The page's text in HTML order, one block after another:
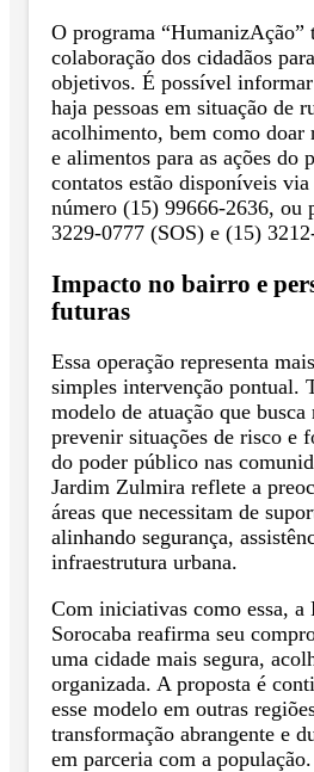
O programa “HumanizAção”
colaboração dos cidadãos
objetivos. É possível
haja pessoas em situação de
acolhimento, bem como doar
e alimentos para as ações do
contatos estão disponíveis
número (15) 99666-2636, ou
3229-0777 (SOS) e (15)
Impacto no bairro e
futuras
Essa operação representa
simples intervenção pontual.
modelo de atuação que
prevenir situações de risco e
do poder público nas
Jardim Zulmira reflete a
áreas que necessitam de
alinhando segurança,
infraestrutura urbana.
Com iniciativas como essa, a
Sorocaba reafirma seu
uma cidade mais segura,
organizada. A proposta é
esse modelo em outras
transformação abrangente e
em parceria com a população.